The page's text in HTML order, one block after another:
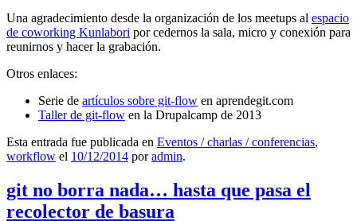
Una agradecimiento desde la organización de los meetups al espacio
de coworking Kunlabori por cedernos la sala, micro y conexión para
reunirnos y hacer la grabación.
Otros enlaces:
Serie de artículos sobre git-flow en aprendegit.com
Taller de git-flow en la Drupalcamp de 2013
Esta entrada fue publicada en Eventos / charlas / conferencias,
workflow el 10/12/2014 poradmin.
git no borra nada… hasta que pasa el
recolector de basura